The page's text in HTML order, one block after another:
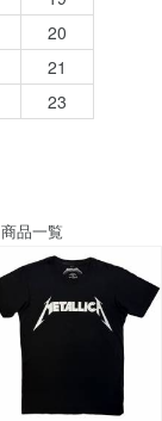
20
21
23
商品一覧